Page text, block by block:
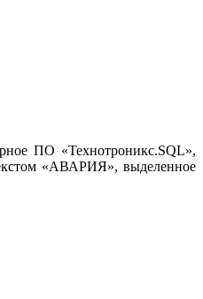
ПО «Технотроникс.SQL»,
«АВАРИЯ», выделенное